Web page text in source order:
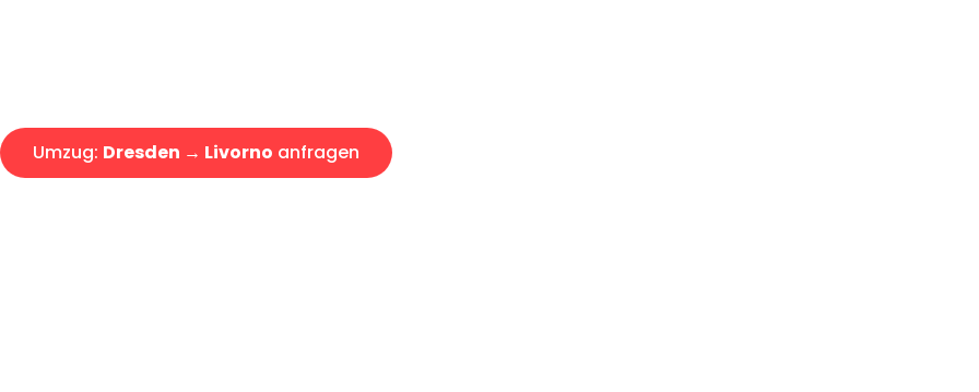
Umzug: Dresden → Livorno anfragen